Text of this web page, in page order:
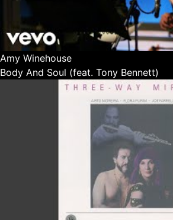
Amy Winehouse
Body And Soul (feat. Tony Bennett)